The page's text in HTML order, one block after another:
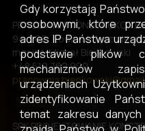
PRACOWNIA KONSTRUKCJI
94-202 Łódź ul.
mgr inż. Michał Bieńkowski
+48 519 762 900
SPK PROJEKTOWANIE
Gdy korzystają
osobowymi, które
adres IP Państwa
podstawie plików
mechanizmów
urządzeniach
zidentyfikowanie
temat zakresu